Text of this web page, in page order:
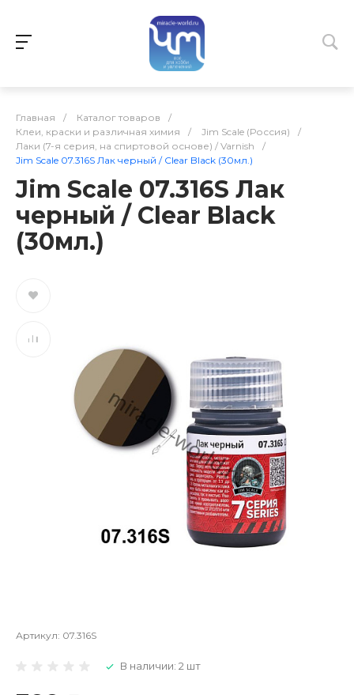
Главная / Каталог товаров
/
Клеи, краски и различная химия
/ Jim Scale (Россия)
/
Лаки (7-я серия, на спиртовой основе) / Varnish
/
Jim Scale 07.316S Лак черный / Clear Black (30мл.)
Jim Scale 07.316S Лак
черный / Clear Black
(30мл.)
Артикул: 07.316S
В наличии: 2 шт